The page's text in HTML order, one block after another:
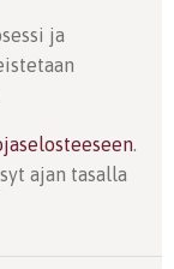
ja
.
ajan tasalla